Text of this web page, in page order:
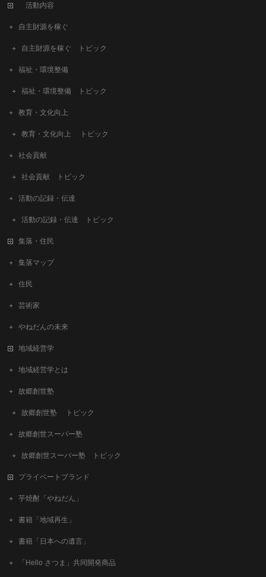
活動内容
自主財源を稼ぐ
自主財源を稼ぐ トピック
福祉・環境整備
福祉・環境整備 トピック
教育・文化向上
教育・文化向上 トピック
社会貢献
社会貢献 トピック
活動の記録・伝達
活動の記録・伝達 トピック
集落・住民
集落マップ
住民
芸術家
やねだんの未来
地域経営学
地域経営学とは
故郷創世塾
故郷創世塾 トピック
故郷創世スーパー塾
故郷創世スーパー塾 トピック
プライベートブランド
芋焼酎「やねだん」
書籍「地域再生」
書籍「日本への遺言」
「Hello さつま」共同開発商品